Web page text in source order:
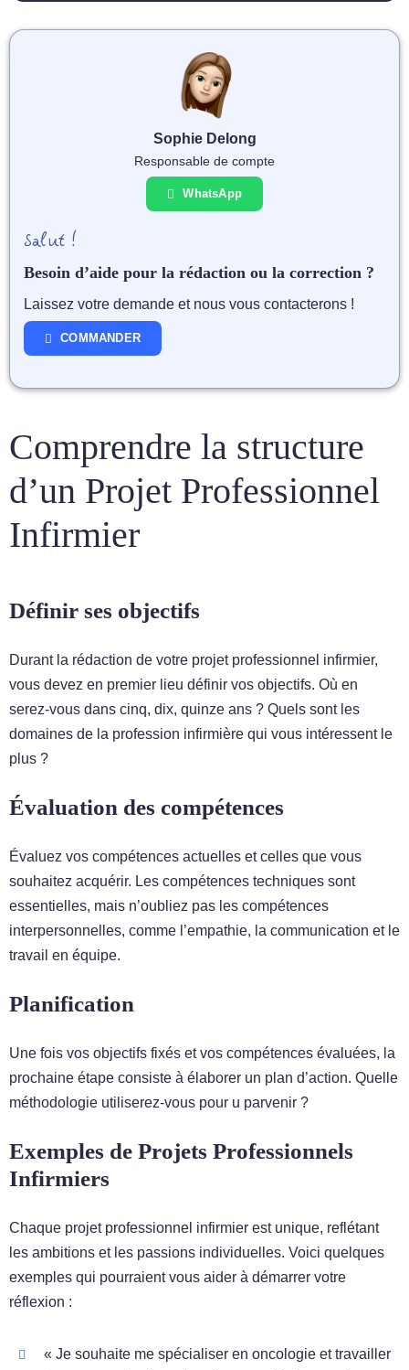
Sophie Delong
Responsable de compte
WhatsApp
Salut !
Besoin d’aide pour la rédaction ou la correction ?
Laissez votre demande et nous vous contacterons !
COMMANDER
Comprendre la structure
d’un Projet Professionnel
Infirmier
Définir ses objectifs
Durant la rédaction de votre projet professionnel infirmier,
vous devez en premier lieu définir vos objectifs. Où en
serez-vous dans cinq, dix, quinze ans ? Quels sont les
domaines de la profession infirmière qui vous intéressent le
plus ?
Évaluation des compétences
Évaluez vos compétences actuelles et celles que vous
souhaitez acquérir. Les compétences techniques sont
essentielles, mais n’oubliez pas les compétences
interpersonnelles, comme l’empathie, la communication et le
travail en équipe.
Planification
Une fois vos objectifs fixés et vos compétences évaluées, la
prochaine étape consiste à élaborer un plan d’action. Quelle
méthodologie utiliserez-vous pour u parvenir ?
Exemples de Projets Professionnels
Infirmiers
Chaque projet professionnel infirmier est unique, reflétant
les ambitions et les passions individuelles. Voici quelques
exemples qui pourraient vous aider à démarrer votre
réflexion :
« Je souhaite me spécialiser en oncologie et travailler